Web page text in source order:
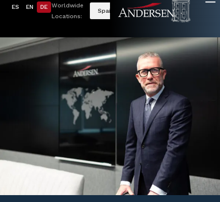
ES EN DE Worldwide
Locations:
Spain